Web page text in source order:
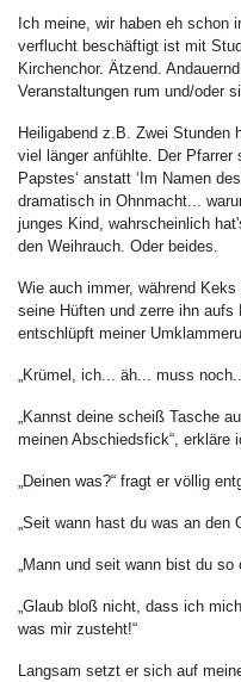
Ich meine, wir haben eh schon
verflucht beschäftigt ist mit
Kirchenchor. Ätzend.
Veranstaltungen rum und/oder
Heiligabend z.B. Zwei Stunden
viel länger anfühlte. Der Pfarrer
Papstes‘ anstatt ‘Im Namen
dramatisch in Ohnmacht...
junges Kind, wahrscheinlich
den Weihrauch. Oder beides.
Wie auch immer, während
seine Hüften und zerre ihn
entschlüpft meiner
„Krümel, ich... äh... muss
„Kannst deine scheiß Tasche
meinen Abschiedsfick“, erkläre
„Deinen was?“ fragt er völlig
„Seit wann hast du was an den
„Mann und seit wann bist du so
„Glaub bloß nicht, dass ich
was mir zusteht!“
Langsam setzt er sich auf